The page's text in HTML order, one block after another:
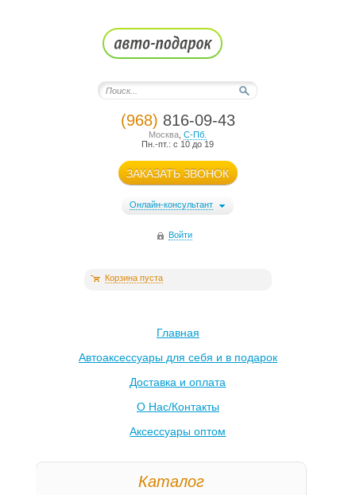
(968) 816-09-43
Москва ,С-Пб.
Пн.-пт.: с 10 до 19
ЗАКАЗАТЬ ЗВОНОК
Онлайн-консультант
Войти
Корзина пуста
Главная
Автоаксессуары для себя и в подарок
Доставка и оплата
О Нас/Контакты
Аксессуары оптом
Каталог